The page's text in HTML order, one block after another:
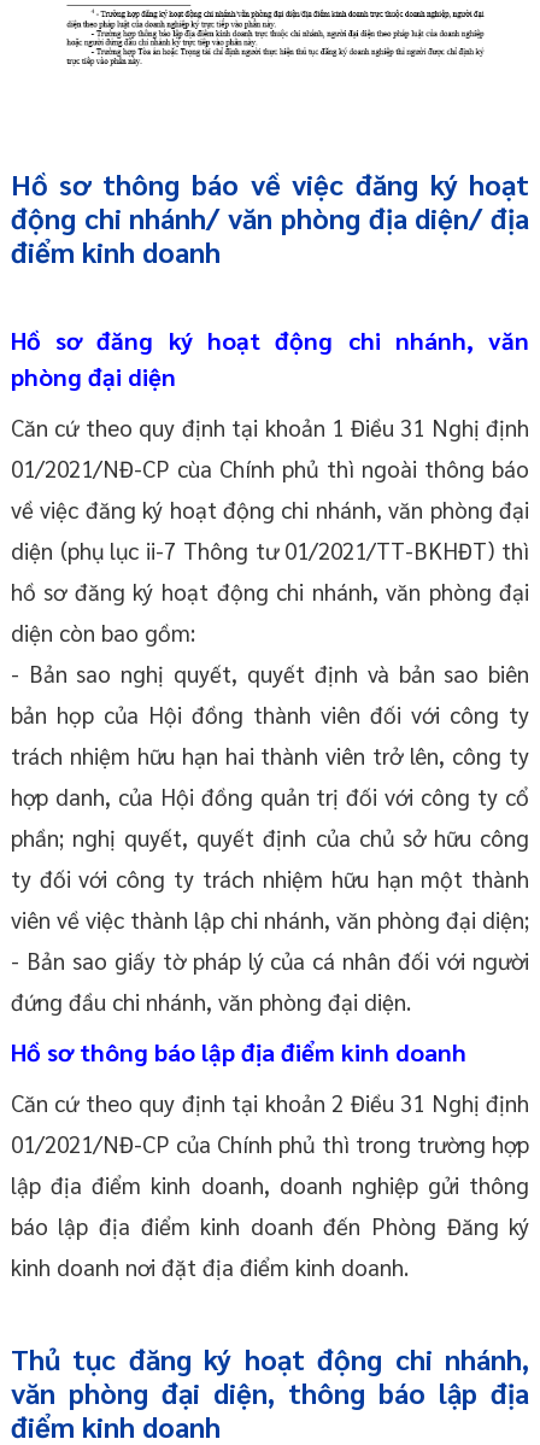
Hồ sơ thông báo về việc đăng ký hoạt
động chi nhánh/ văn phòng địa diện/ địa
điểm kinh doanh
Hồ sơ đăng ký hoạt động chi nhánh, văn
phòng đại diện
Căn cứ theo quy định tại khoản 1 Điều 31 Nghị định
01/2021/NĐ-CP cùa Chính phủ thì ngoài thông báo
về việc đăng ký hoạt động chi nhánh, văn phòng đại
diện (phụ lục ii-7 Thông tư 01/2021/TT-BKHĐT) thì
hồ sơ đăng ký hoạt động chi nhánh, văn phòng đại
diện còn bao gồm:
- Bản sao nghị quyết, quyết định và bản sao biên
bản họp của Hội đồng thành viên đối với công ty
trách nhiệm hữu hạn hai thành viên trở lên, công ty
hợp danh, của Hội đồng quản trị đối với công ty cổ
phần; nghị quyết, quyết định của chủ sở hữu công
ty đối với công ty trách nhiệm hữu hạn một thành
viên về việc thành lập chi nhánh, văn phòng đại diện;
- Bản sao giấy tờ pháp lý của cá nhân đối với người
đứng đầu chi nhánh, văn phòng đại diện.
Hồ sơ thông báo lập địa điểm kinh doanh
Căn cứ theo quy định tại khoản 2 Điều 31 Nghị định
01/2021/NĐ-CP của Chính phủ thì trong trường hợp
lập địa điểm kinh doanh, doanh nghiệp gửi thông
báo lập địa điểm kinh doanh đến Phòng Đăng ký
kinh doanh nơi đặt địa điểm kinh doanh.
Thủ tục đăng ký hoạt động chi nhánh,
văn phòng đại diện, thông báo lập địa
điểm kinh doanh